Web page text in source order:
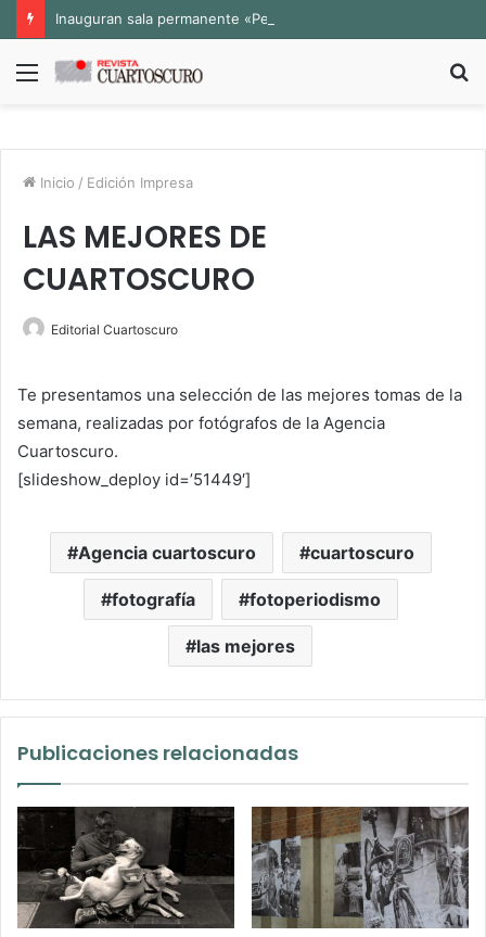
Menú
Inicio / Edición Impresa
LAS MEJORES DE
CUARTOSCURO
Editorial Cuartoscuro
Te presentamos una selección de las mejores tomas de la
semana, realizadas por fotógrafos de la Agencia
Cuartoscuro.
[slideshow_deploy id=’51449′]
Agencia cuartoscuro cuartoscuro
fotografía fotoperiodismo
las mejores
Publicaciones relacionadas